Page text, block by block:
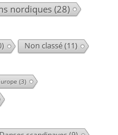
nordiques(28)
Non classé(11)
(3)